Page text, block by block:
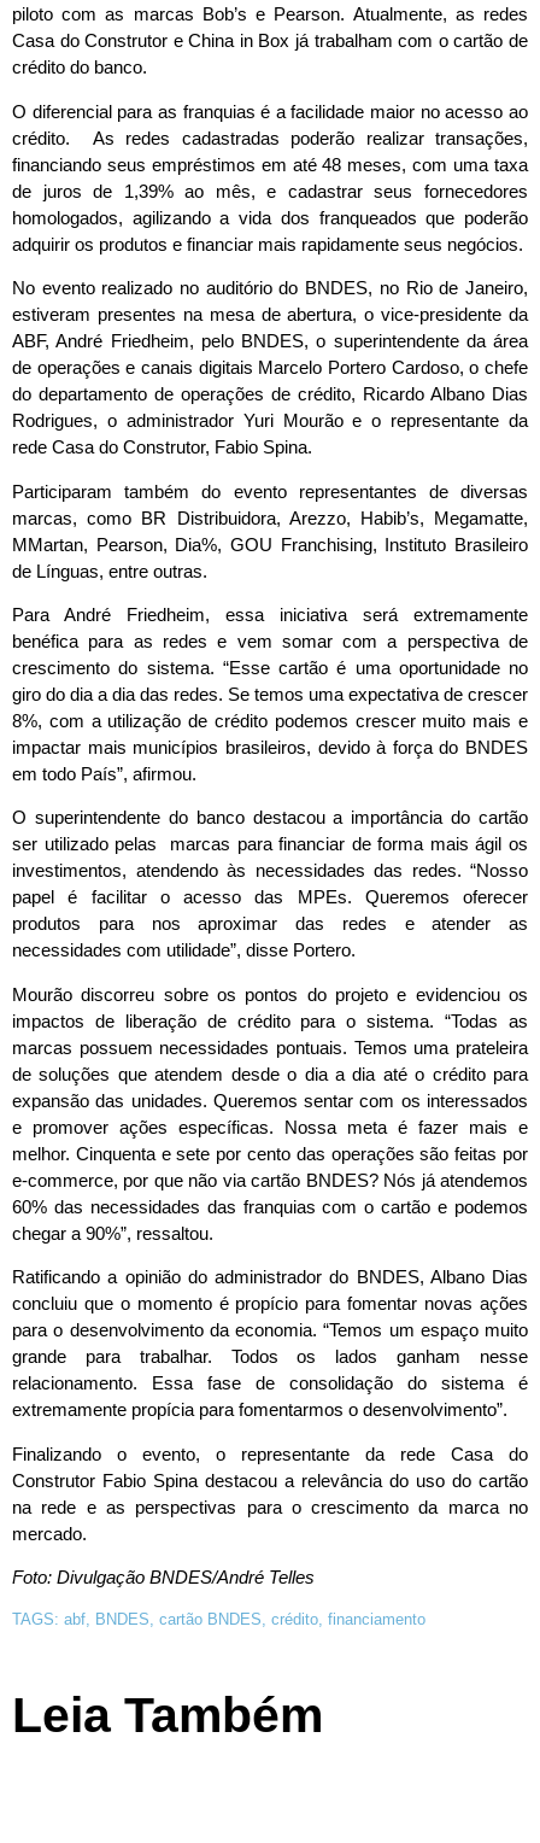
piloto com as marcas Bob’s e Pearson. Atualmente, as redes
Casa do Construtor e China in Box já trabalham com o cartão de
crédito do banco.
O diferencial para as franquias é a facilidade maior no acesso ao
crédito. As redes cadastradas poderão realizar transações,
financiando seus empréstimos em até 48 meses, com uma taxa
de juros de 1,39% ao mês, e cadastrar seus fornecedores
homologados, agilizando a vida dos franqueados que poderão
adquirir os produtos e financiar mais rapidamente seus negócios.
No evento realizado no auditório do BNDES, no Rio de Janeiro,
estiveram presentes na mesa de abertura, o vice-presidente da
ABF, André Friedheim, pelo BNDES, o superintendente da área
de operações e canais digitais Marcelo Portero Cardoso, o chefe
do departamento de operações de crédito, Ricardo Albano Dias
Rodrigues, o administrador Yuri Mourão e o representante da
rede Casa do Construtor, Fabio Spina.
Participaram também do evento representantes de diversas
marcas, como BR Distribuidora, Arezzo, Habib’s, Megamatte,
MMartan, Pearson, Dia%, GOU Franchising, Instituto Brasileiro
de Línguas, entre outras.
Para André Friedheim, essa iniciativa será extremamente
benéfica para as redes e vem somar com a perspectiva de
crescimento do sistema. “Esse cartão é uma oportunidade no
giro do dia a dia das redes. Se temos uma expectativa de crescer
8%, com a utilização de crédito podemos crescer muito mais e
impactar mais municípios brasileiros, devido à força do BNDES
em todo País”, afirmou.
O superintendente do banco destacou a importância do cartão
ser utilizado pelas marcas para financiar de forma mais ágil os
investimentos, atendendo às necessidades das redes. “Nosso
papel é facilitar o acesso das MPEs. Queremos oferecer
produtos para nos aproximar das redes e atender as
necessidades com utilidade”, disse Portero.
Mourão discorreu sobre os pontos do projeto e evidenciou os
impactos de liberação de crédito para o sistema. “Todas as
marcas possuem necessidades pontuais. Temos uma prateleira
de soluções que atendem desde o dia a dia até o crédito para
expansão das unidades. Queremos sentar com os interessados
e promover ações específicas. Nossa meta é fazer mais e
melhor. Cinquenta e sete por cento das operações são feitas por
e-commerce, por que não via cartão BNDES? Nós já atendemos
60% das necessidades das franquias com o cartão e podemos
chegar a 90%”, ressaltou.
Ratificando a opinião do administrador do BNDES, Albano Dias
concluiu que o momento é propício para fomentar novas ações
para o desenvolvimento da economia. “Temos um espaço muito
grande para trabalhar. Todos os lados ganham nesse
relacionamento. Essa fase de consolidação do sistema é
extremamente propícia para fomentarmos o desenvolvimento”.
Finalizando o evento, o representante da rede Casa do
Construtor Fabio Spina destacou a relevância do uso do cartão
na rede e as perspectivas para o crescimento da marca no
mercado.
Foto: Divulgação BNDES/André Telles
TAGS: abf, BNDES, cartão BNDES, crédito, financiamento
Leia Também